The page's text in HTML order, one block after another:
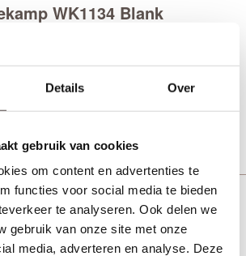
Details Over
gebruik van cookies
om content en advertenties te
functies voor social media te bieden
te analyseren. Ook delen we
gebruik van onze site met onze
media, adverteren en analyse. Deze
WK1134 Blank
WK1141